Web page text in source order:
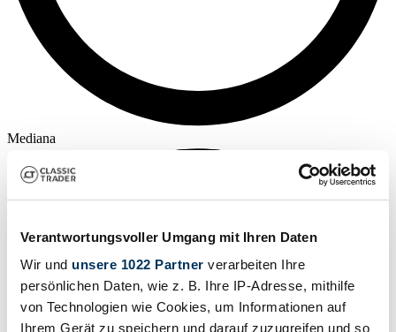
Verantwortungsvoller Umgang mit Ihren Daten
Wir und unsere 1022 Partner verarbeiten Ihre
persönlichen Daten, wie z. B. Ihre IP-Adresse, mithilfe
von Technologien wie Cookies, um Informationen auf
Ihrem Gerät zu speichern und darauf zuzugreifen und so
Mediana